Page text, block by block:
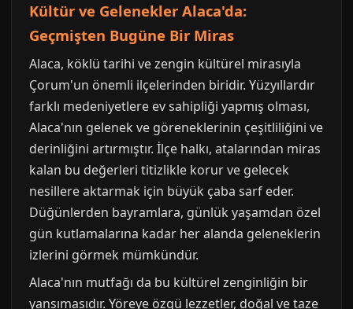
Kültür ve Gelenekler Alaca'da:
Geçmişten Bugüne Bir Miras
Alaca, köklü tarihi ve zengin kültürel mirasıyla
Çorum'un önemli ilçelerinden biridir. Yüzyıllardır
farklı medeniyetlere ev sahipliği yapmış olması,
Alaca'nın gelenek ve göreneklerinin çeşitliliğini ve
derinliğini artırmıştır. İlçe halkı, atalarından miras
kalan bu değerleri titizlikle korur ve gelecek
nesillere aktarmak için büyük çaba sarf eder.
Düğünlerden bayramlara, günlük yaşamdan özel
gün kutlamalarına kadar her alanda geleneklerin
izlerini görmek mümkündür.
Alaca'nın mutfağı da bu kültürel zenginliğin bir
yansımasıdır. Yöreye özgü lezzetler, doğal ve taze